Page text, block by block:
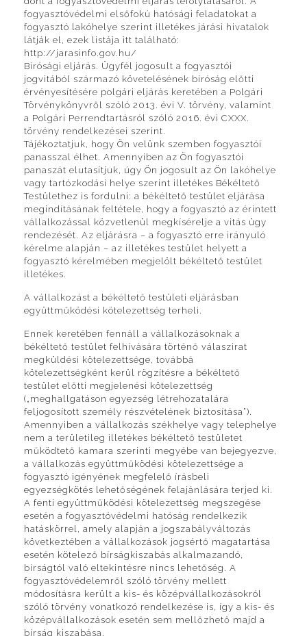
fogyasztóvédelmi elsőfokú hatósági feladatokat a
fogyasztó lakóhelye szerint illetékes járási hivatalok
látják el, ezek listája itt található:
http://jarasinfo.gov.hu/
Bírósági eljárás. Ügyfél jogosult a fogyasztói
jogvitából származó követelésének bíróság előtti
érvényesítésére polgári eljárás keretében a Polgári
Törvénykönyvről szóló 2013. évi V. törvény, valamint
a Polgári Perrendtartásról szóló 2016. évi CXXX.
törvény rendelkezései szerint.
Tájékoztatjuk, hogy Ön velünk szemben fogyasztói
panasszal élhet. Amennyiben az Ön fogyasztói
panaszát elutasítjuk, úgy Ön jogosult az Ön lakóhelye
vagy tartózkodási helye szerint illetékes Békéltető
Testülethez is fordulni: a békéltető testület eljárása
megindításának feltétele, hogy a fogyasztó az érintett
vállalkozással közvetlenül megkísérelje a vitás ügy
rendezését. Az eljárásra – a fogyasztó erre irányuló
kérelme alapján – az illetékes testület helyett a
fogyasztó kérelmében megjelölt békéltető testület
illetékes.
A vállalkozást a békéltető testületi eljárásban
együttműködési kötelezettség terheli.
Ennek keretében fennáll a vállalkozásoknak a
békéltető testület felhívására történő válaszirat
megküldési kötelezettsége, továbbá
kötelezettségként kerül rögzítésre a békéltető
testület előtti megjelenési kötelezettség
(„meghallgatáson egyezség létrehozatalára
feljogosított személy részvételének biztosítása”).
Amennyiben a vállalkozás székhelye vagy telephelye
nem a területileg illetékes békéltető testületet
működtető kamara szerinti megyébe van bejegyezve,
a vállalkozás együttműködési kötelezettsége a
fogyasztó igényének megfelelő írásbeli
egyezségkötés lehetőségének felajánlására terjed ki.
A fenti együttműködési kötelezettség megszegése
esetén a fogyasztóvédelmi hatóság rendelkezik
hatáskörrel, amely alapján a jogszabályváltozás
következtében a vállalkozások jogsértő magatartása
esetén kötelező bírságkiszabás alkalmazandó,
bírságtól való eltekintésre nincs lehetőség. A
fogyasztóvédelemről szóló törvény mellett
módosításra került a kis- és középvállalkozásokról
szóló törvény vonatkozó rendelkezése is, így a kis- és
középvállalkozások esetén sem mellőzhető majd a
bírság kiszabása.